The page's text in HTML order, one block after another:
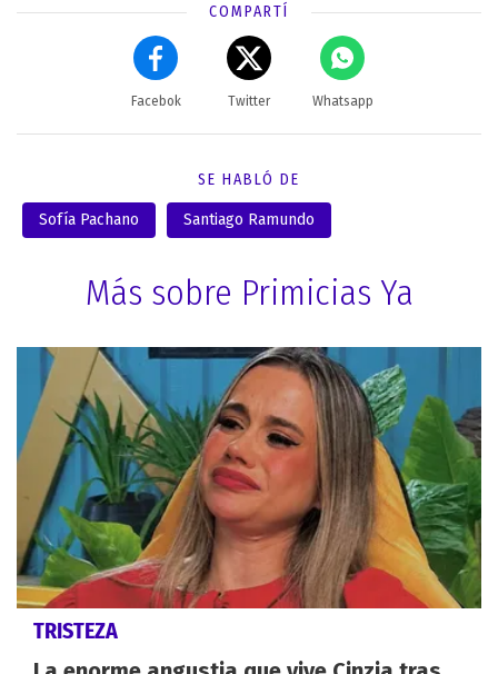
COMPARTÍ
Facebok Twitter Whatsapp
SE HABLÓ DE
Sofía Pachano Santiago Ramundo
Más sobre Primicias Ya
TRISTEZA